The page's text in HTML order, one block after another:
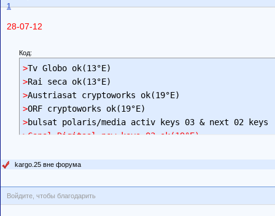
1
28-07-12
Код:
>
>
>
>
>
>Canal Digitaal new keys 03 ok(19°E)
kargo.25 вне форума
Войдите, чтобы благодарить